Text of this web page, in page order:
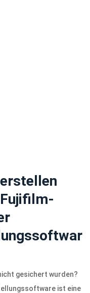
gesichert wurden?
ist eine